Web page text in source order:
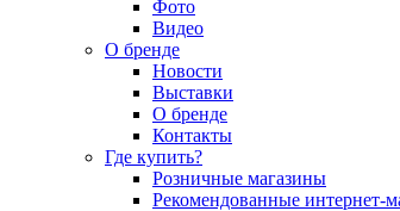
Фото
Видео
О бренде
Новости
Выставки
О бренде
Контакты
Где купить?
Розничные магазины
Рекомендованные интернет-